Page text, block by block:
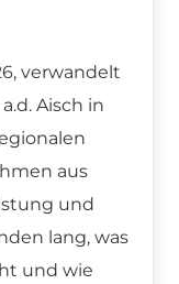
verwandelt
Aisch in
aus
und
lang, was
und wie